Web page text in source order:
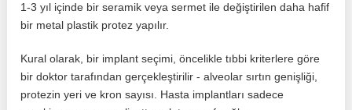
1-3 yıl içinde bir seramik veya sermet ile değiştirilen daha hafif
bir metal plastik protez yapılır.
Kural olarak, bir implant seçimi, öncelikle tıbbi kriterlere göre
bir doktor tarafından gerçekleştirilir - alveolar sırtın genişliği,
protezin yeri ve kron sayısı. Hasta implantları sadece